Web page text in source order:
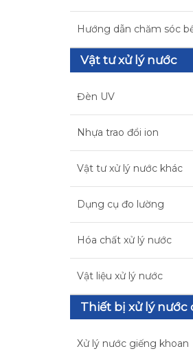
Hướng dẫn chăm sóc
Vật tư xử lý nước
Đèn UV
Nhựa trao đổi ion
Vật tư xử lý nước khác
Dụng cụ đo lường
Hóa chất xử lý nước
Vật liệu xử lý nước
Thiết bị xử lý nước
Xử lý nước giếng khoan